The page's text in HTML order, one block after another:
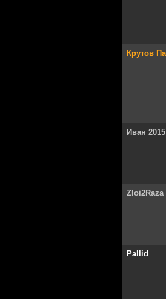
Крутов
Иван 2015
Zloi2Raza
Pallid